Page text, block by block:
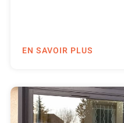
EN SAVOIR PLUS